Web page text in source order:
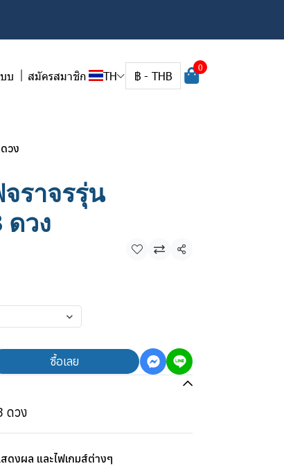
บ สมัครสมาชิก TH ฿ - THB
0
วง
ราจรรุ่น
ดวง
แชร์
ซื้อเลย
ดวง
ดงผล และไฟเกมส์ต่างๆ